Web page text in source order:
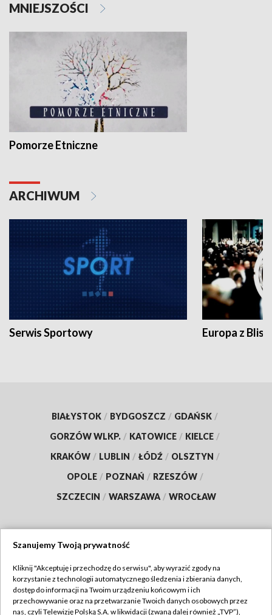
MNIEJSZOŚCI
Pomorze Etniczne
ARCHIWUM
Serwis Sportowy Europa z
BIAŁYSTOK / BYDGOSZCZ / GDAŃSK /
GORZÓW WLKP. / KATOWICE / KIELCE /
KRAKÓW / LUBLIN / ŁÓDŹ / OLSZTYN /
OPOLE / POZNAŃ / RZESZÓW /
SZCZECIN / WARSZAWA / WROCŁAW
TVP
Abonament TVP
Regulamin TVP
Szanujemy Twoją prywatność
Kliknij "Akceptuję i przechodzę do serwisu", aby wyrazić zgody na
korzystanie z technologii automatycznego śledzenia i zbierania danych,
dostęp do informacji na Twoim urządzeniu końcowym i ich
przechowywanie oraz na przetwarzanie Twoich danych osobowych przez
nas, czyli Telewizję Polską S.A. w likwidacji (zwaną dalej również „TVP”),